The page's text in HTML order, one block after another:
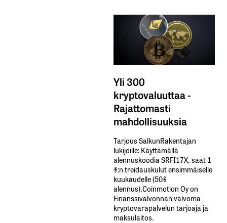
Yli 300
kryptovaluuttaa -
Rajattomasti
mahdollisuuksia
Tarjous SalkunRakentajan
lukijoille: Käyttämällä​ ​
alennuskoodia​ ​SRFI17X,​ ​saat​ ​1
%:n treidauskulut​ ​ensimmäiselle​ ​
kuukaudelle​ ​(50%​ ​
alennus).Coinmotion Oy on
Finanssivalvonnan valvoma
kryptovarapalvelun tarjoaja ja
maksulaitos.